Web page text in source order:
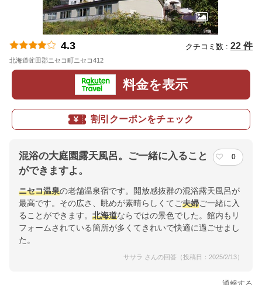
4.3 クチコミ数 : 22 件
北海道虻田郡ニセコ町ニセコ412
料金を表示
割引クーポンをチェック
混浴の大庭園露天風呂。ご一緒に入ること
ができますよ。
0
ニセコ温泉の老舗温泉宿です。開放感抜群の混浴露天風呂が
最高です。その広さ、眺めが素晴らしくてご夫婦ご一緒に入
ることができます。 北海道ならではの景色でした。館内もリ
フォームされている箇所が多くてきれいで快適に過ごせまし
た。
ササラ さんの回答（投稿日：2025/2/13）